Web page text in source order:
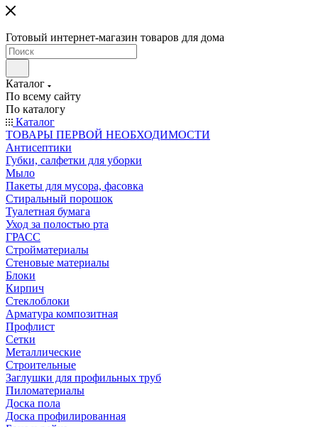
Готовый интернет-магазин товаров для дома
Каталог
По всему сайту
По каталогу
Каталог
ТОВАРЫ ПЕРВОЙ НЕОБХОДИМОСТИ
Антисептики
Губки, салфетки для уборки
Мыло
Пакеты для мусора, фасовка
Стиральный порошок
Туалетная бумага
Уход за полостью рта
ГРАСС
Стройматериалы
Стеновые материалы
Блоки
Кирпич
Стеклоблоки
Арматура композитная
Профлист
Сетки
Металлические
Строительные
Заглушки для профильных труб
Пиломатериалы
Доска пола
Доска профилированная